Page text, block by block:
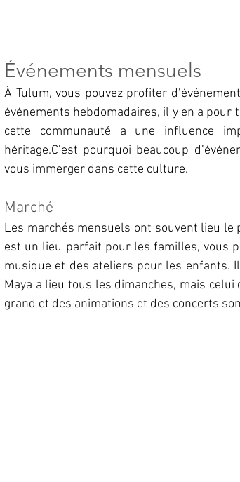
Événements mensuels
À Tulum, vous pouvez profiter
événements hebdomadaires, il y en a
cette communauté a une influence
héritage.C’est pourquoi beaucoup
vous immerger dans cette culture.
Marché
Les marchés mensuels ont souvent lieu le
est un lieu parfait pour les familles, vous
musique et des ateliers pour les enfants.
Maya a lieu tous les dimanches, mais
grand et des animations et des concerts